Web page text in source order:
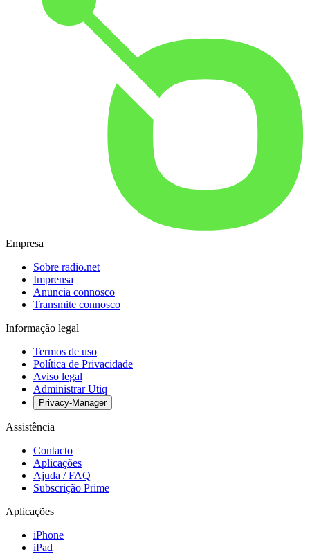
Empresa
Sobre radio.net
Imprensa
Anuncia connosco
Transmite connosco
Informação legal
Termos de uso
Política de Privacidade
Aviso legal
Administrar Utiq
Privacy-Manager
Assistência
Contacto
Aplicações
Ajuda / FAQ
Subscrição Prime
Aplicações
iPhone
iPad